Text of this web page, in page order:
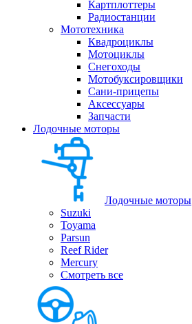
Картплоттеры
Радиостанции
Мототехника
Квадроциклы
Мотоциклы
Снегоходы
Мотобуксировщики
Сани-прицепы
Аксессуары
Запчасти
Лодочные моторы
Лодочные моторы
Suzuki
Toyama
Parsun
Reef Rider
Mercury
Смотреть все